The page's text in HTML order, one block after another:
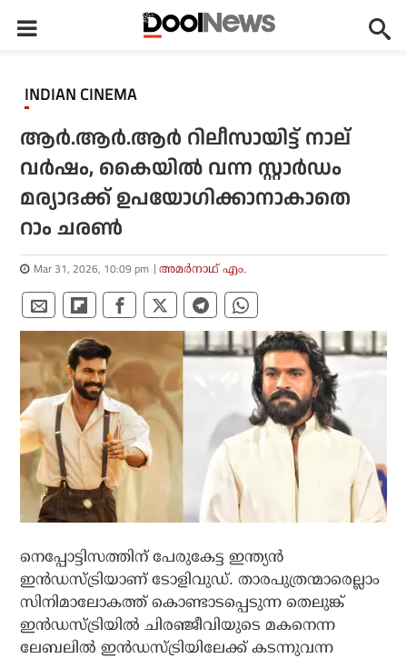
INDIAN CINEMA
ആര്‍.ആര്‍.ആര്‍ റിലീസായിട്ട് നാല്
വര്‍ഷം, കൈയില്‍ വന്ന സ്റ്റാര്‍ഡം
മര്യാദക്ക് ഉപയോഗിക്കാനാകാതെ
റാം ചരണ്‍
Mar 31, 2026, 10:09 pm അമര്‍നാഥ് എം.
നെപ്പോട്ടിസത്തിന് പേരുകേട്ട ഇന്ത്യന്‍
ഇന്‍ഡസ്ട്രിയാണ് ടോളിവുഡ്. താരപുത്രന്മാരെല്ലാം
സിനിമാലോകത്ത് കൊണ്ടാടപ്പെടുന്ന തെലുങ്ക്
ഇന്‍ഡസ്ട്രിയില്‍ ചിരഞ്ജീവിയുടെ മകനെന്ന
ലേബലില്‍ ഇന്‍ഡസ്ട്രിയിലേക്ക് കടന്നുവന്ന